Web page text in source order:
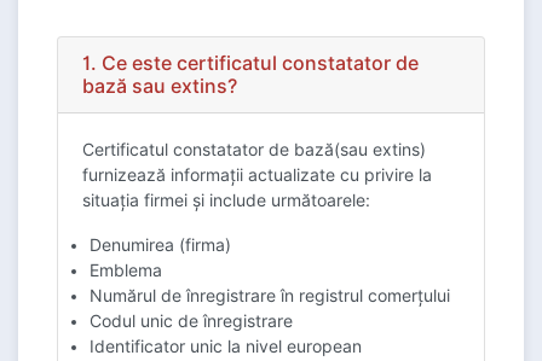
1. Ce este certificatul constatator de
bază sau extins?
Certificatul constatator de bază(sau extins)
furnizează informații actualizate cu privire la
situația firmei și include următoarele:
Denumirea (firma)
Emblema
Numărul de înregistrare în registrul comerțului
Codul unic de înregistrare
Identificator unic la nivel european